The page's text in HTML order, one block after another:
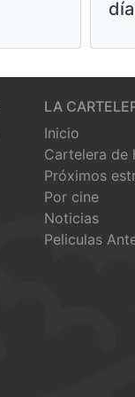
día
LA
Inicio
Cartelera de
Próximos
Por cine
Noticias
Peliculas